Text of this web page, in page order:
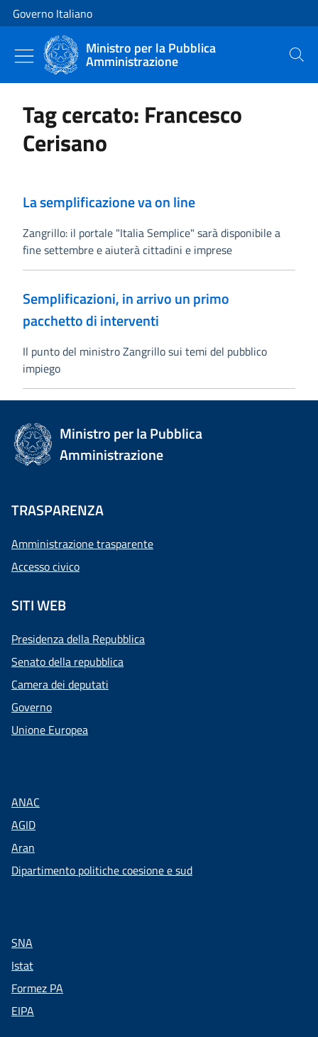
Vai al contenuto
Vai alla navigazione del sito
Governo Italiano
Ministro per la Pubblica
Amministrazione Cerca
Tag cercato: Francesco
Cerisano
La semplificazione va on line
Zangrillo: il portale "Italia Semplice" sarà disponibile a
fine settembre e aiuterà cittadini e imprese
Semplificazioni, in arrivo un primo
pacchetto di interventi
Il punto del ministro Zangrillo sui temi del pubblico
impiego
Ministro per la Pubblica
Amministrazione
TRASPARENZA
Amministrazione trasparente
Accesso civico
SITI WEB
Presidenza della Repubblica
Senato della repubblica
Camera dei deputati
Governo
Unione Europea
ANAC
AGID
Aran
Dipartimento politiche coesione e sud
SNA
Istat
Formez PA
EIPA